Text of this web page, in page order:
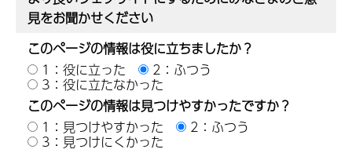
見をお聞かせください
このページの情報は役に立ちましたか？
1：役に立った
2：ふつう
3：役に立たなかった
このページの情報は見つけやすかったですか？
1：見つけやすかった
2：ふつう
3：見つけにくかった